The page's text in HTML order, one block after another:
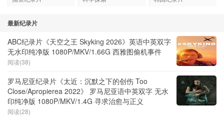
最新纪录片
ABC纪录片《天空之王 Skyking 2026》英语中英双字
无水印纯净版 1080P/MKV/1.66G 西雅图偷机事件
阅读(38)
罗马尼亚纪录片《太近：沉默之下的创伤 Too
Close/Apropierea 2022》 罗马尼亚语中英双字 无水
印纯净版 1080P/MKV/1.4G 寻求治愈与正义
阅读(28)